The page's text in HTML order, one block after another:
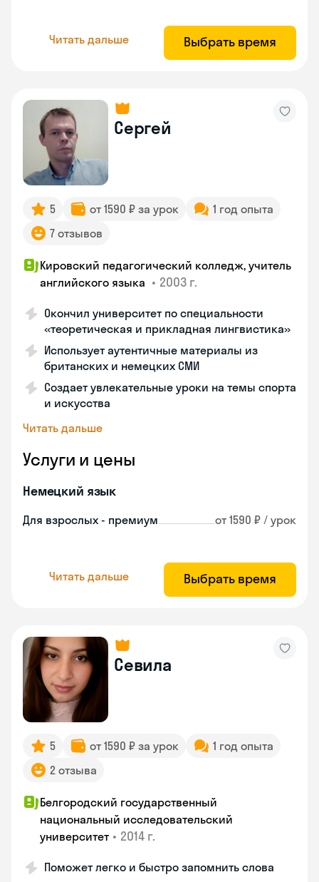
Читать дальше Выбрать время
Сергей
5 от 1590 ₽ за урок
1 год опыта
7 отзывов
Кировский педагогический колледж, учитель
английского языка • 2003 г.
Окончил университет по специальности
«теоретическая и прикладная лингвистика»
Использует аутентичные материалы из
британских и немецких СМИ
Создает увлекательные уроки на темы спорта
и искусства
Читать дальше
Услуги и цены
Немецкий язык
Для взрослых - премиум от 1590 ₽ / урок
Читать дальше Выбрать время
Севила
5 от 1590 ₽ за урок
1 год опыта
2 отзыва
Белгородский государственный
национальный исследовательский
университет • 2014 г.
Поможет легко и быстро запомнить слова